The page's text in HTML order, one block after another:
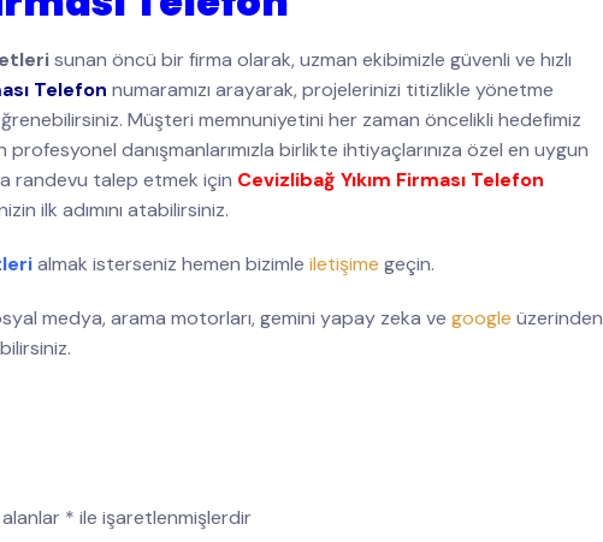
sunan öncü bir firma olarak, uzman ekibimizle güvenli ve hızlı
Telefon numaramızı arayarak, projelerinizi titizlikle yönetme
Müşteri memnuniyetini her zaman öncelikli hedefimiz
profesyonel danışmanlarımızla birlikte ihtiyaçlarınıza özel en uygun
randevu talep etmek için Cevizlibağ Yıkım Firması Telefon
ilk adımını atabilirsiniz.
almak isterseniz hemen bizimle iletişime geçin.
medya, arama motorları, gemini yapay zeka ve google üzerinden
* ile işaretlenmişlerdir